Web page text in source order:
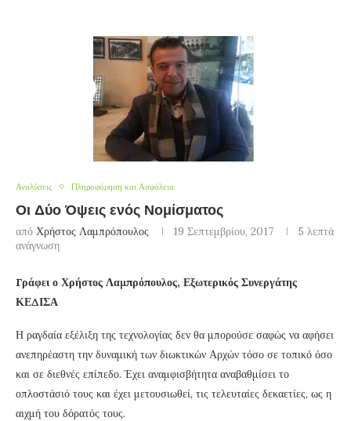
Αναλύσεις Πληροφόρηση και Ασφάλεια
Οι Δύο Όψεις ενός Νομίσματος
από Χρήστος Λαμπρόπουλος 19 Σεπτεμβρίου, 2017
5 λεπτά
ανάγνωση
Γράφει ο Χρήστος Λαμπρόπουλος, Εξωτερικός Συνεργάτης
ΚΕΔΙΣΑ
Η ραγδαία εξέλιξη της τεχνολογίας δεν θα μπορούσε σαφώς να αφήσει
ανεπηρέαστη την δυναμική των διωκτικών Αρχών τόσο σε τοπικό όσο
και σε διεθνές επίπεδο. Έχει αναμφισβήτητα αναβαθμίσει το
οπλοστάσιό τους και έχει μετουσιωθεί, τις τελευταίες δεκαετίες, ως η
αιχμή του δόρατός τους.